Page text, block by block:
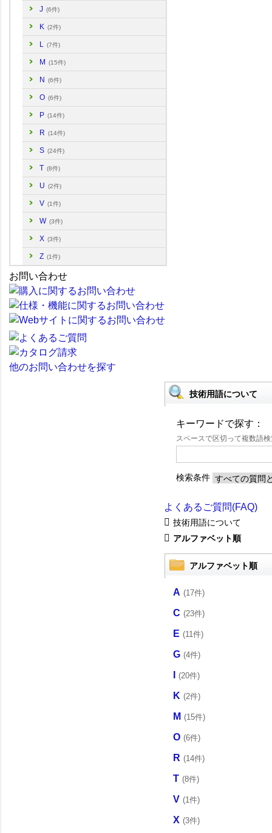
J (6件)
K (2件)
L (7件)
M (15件)
N (6件)
O (6件)
P (14件)
R (14件)
S (24件)
T (8件)
U (2件)
V (1件)
W (3件)
X (3件)
Z (1件)
お問い合わせ
他のお問い合わせを探す
技術用語について
キーワードで探す：
スペースで区切って複数語
検索条件
よくあるご質問(FAQ)
技術用語について
アルファベット順
アルファベット順
A (17件)
C (23件)
E (11件)
G (4件)
(20件)
K (2件)
M (15件)
O (6件)
R (14件)
T (8件)
V (1件)
X (3件)